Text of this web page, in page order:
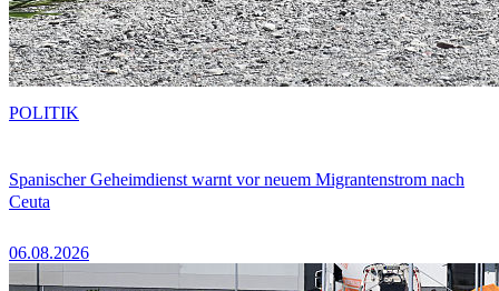
Spanischer Geheimdienst warnt vor neuem Migrantenstrom nach
Ceuta
06.08.2026
POLITIK